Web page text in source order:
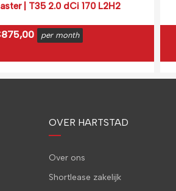
| T35 2.0 dCi 170 L2H2
875,00 per month
incl. BTW
OVER HARTSTAD
Over ons
Shortlease zakelijk